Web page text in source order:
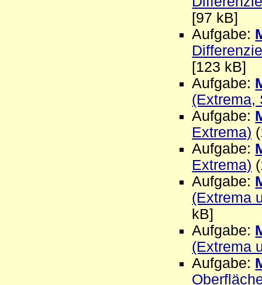
[97 kB]
Aufgabe:
[123 kB]
Aufgabe:
(Extrema,
Aufgabe:
Extrema)
Aufgabe:
Extrema)
Aufgabe:
(Extrema
kB]
Aufgabe:
(Extrema
Aufgabe: